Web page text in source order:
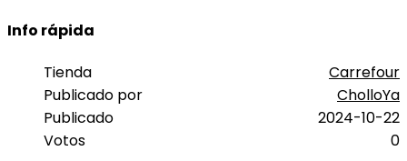
Info rápida
Tienda
Carrefour
Publicado por
CholloYa
Publicado
2024-10-22
Votos
0